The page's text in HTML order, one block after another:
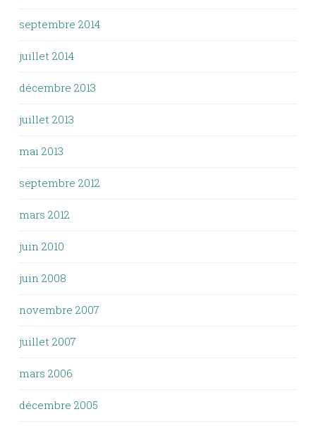
septembre 2014
juillet 2014
décembre 2013
juillet 2013
mai 2013
septembre 2012
mars 2012
juin 2010
juin 2008
novembre 2007
juillet 2007
mars 2006
décembre 2005